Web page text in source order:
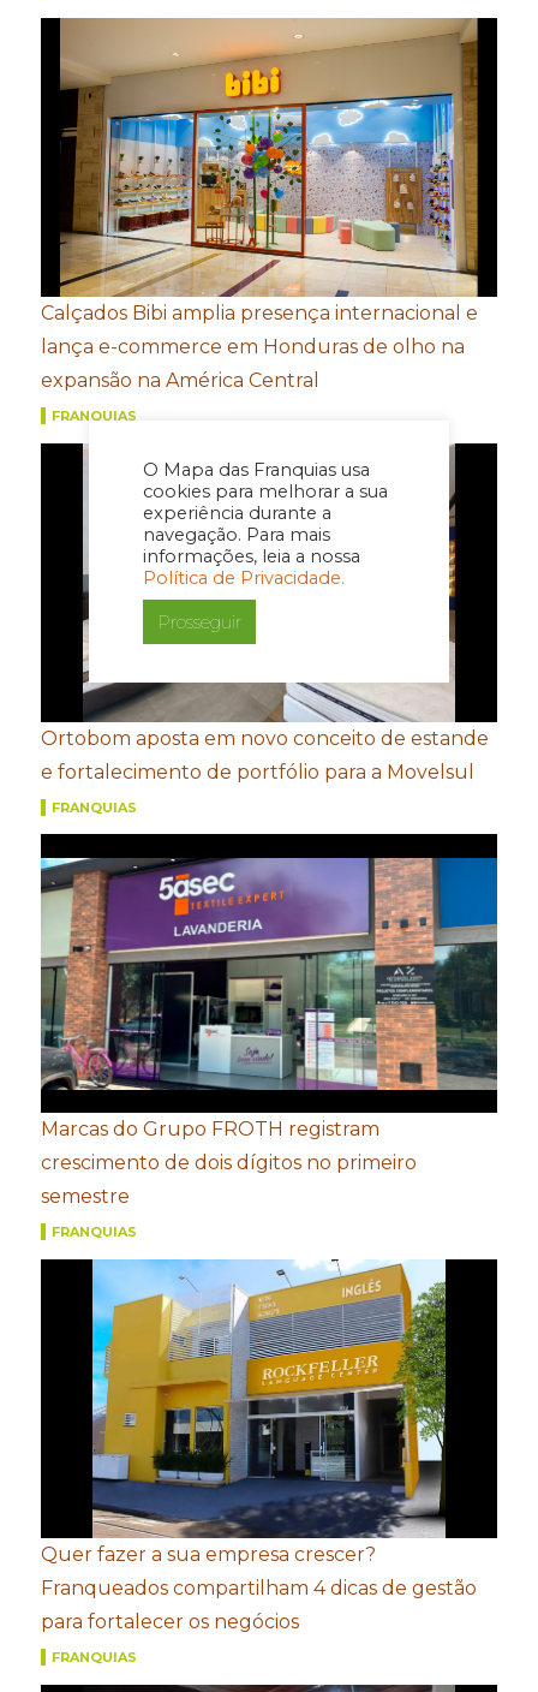
O Mapa das Franquias usa
cookies para melhorar a sua
experiência durante a
navegação. Para mais
informações, leia a nossa
Política de Privacidade.
Prosseguir
Calçados Bibi amplia presença internacional e
lança e-commerce em Honduras de olho na
expansão na América Central
FRANQUIAS
Ortobom aposta em novo conceito de estande
e fortalecimento de portfólio para a Movelsul
FRANQUIAS
Marcas do Grupo FROTH registram
crescimento de dois dígitos no primeiro
semestre
FRANQUIAS
Quer fazer a sua empresa crescer?
Franqueados compartilham 4 dicas de gestão
para fortalecer os negócios
FRANQUIAS